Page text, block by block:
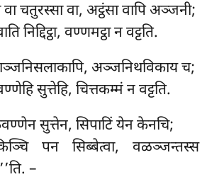
वा चतुरस्सा वा, अट्ठंसा वापि अञ्जनी;
निद्दिट्ठा, वण्णमट्ठा न वट्टति.
अञ्जनिथविकाय च;
सुत्तेहि, चित्तकम्मं न वट्टति.
सुत्तेन, सिपाटिं येन केनचि;
पन सिब्बेत्वा, वळञ्जन्तस्स
–